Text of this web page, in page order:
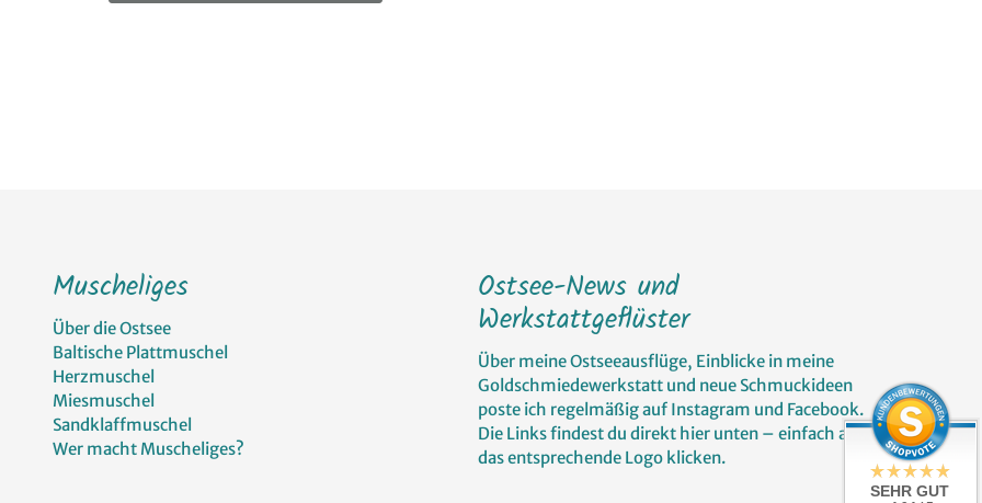
Muscheliges
Über die Ostsee
Baltische Plattmuschel
Herzmuschel
Miesmuschel
Sandklaffmuschel
Wer macht Muscheliges?
Ostsee-News und
Werkstattgeflüster
Über meine Ostseeausflüge, Einblicke in meine
Goldschmiedewerkstatt und neue Schmuckideen
poste ich regelmäßig auf Instagram und Facebook.
Die Links findest du direkt hier unten – einfach auf
das entsprechende Logo klicken.
SEHR GUT